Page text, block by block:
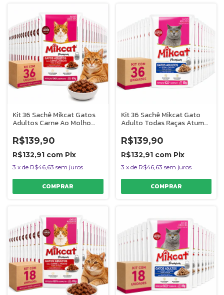
Kit 36 Sachê Mikcat Gatos
Adultos Carne Ao Molho
R$139,90
R$132,91 com Pix
3 x de R$46,63 sem juros
Kit 36 Sachê Mikcat Gato
Adulto Todas Raças Atum
R$139,90
R$132,91 com Pix
3 x de R$46,63 sem juros